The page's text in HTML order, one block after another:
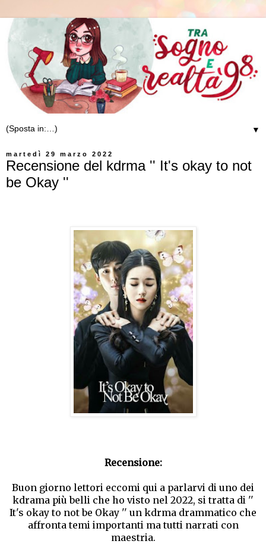
▼
martedì 29 marzo 2022
Recensione del kdrma '' It's okay to not
be Okay ''
Recensione:
Buon giorno lettori eccomi qui a parlarvi di uno dei
kdrama più belli che ho visto nel 2022, si tratta di ''
It's okay to not be Okay '' un kdrma drammatico che
affronta temi importanti ma tutti narrati con
maestria.